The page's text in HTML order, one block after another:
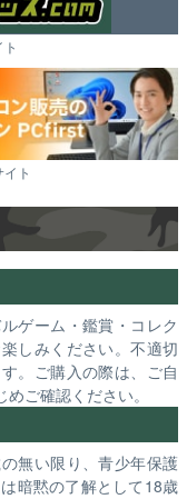
ト
ゲーム・鑑賞・コレク
しみください。不適切
。ご購入の際は、ご自
ご確認ください。
無い限り、青少年保護
暗黙の了解として18歳